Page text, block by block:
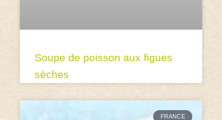
Soupe de poisson aux figues
sèches
FRANCE